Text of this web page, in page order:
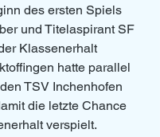
des ersten Spiels
und Titelaspirant SF
Klassenerhalt
hatte parallel
TSV Inchenhofen
die letzte Chance
verspielt.